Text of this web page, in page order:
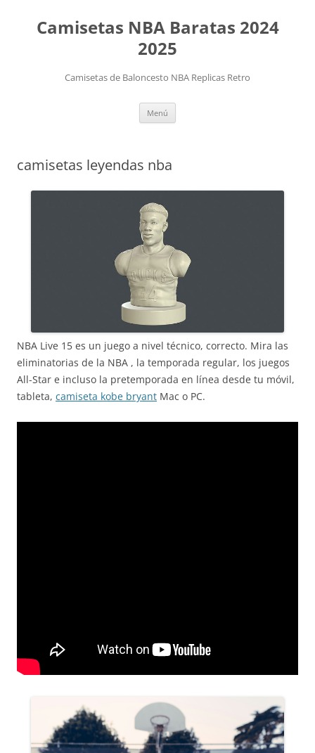
Camisetas NBA Baratas 2024
2025
Camisetas de Baloncesto NBA Replicas Retro
Menú
camisetas leyendas nba
NBA Live 15 es un juego a nivel técnico, correcto. Mira las
eliminatorias de la NBA , la temporada regular, los juegos
All-Star e incluso la pretemporada en línea desde tu móvil,
tableta, camiseta kobe bryant Mac o PC.